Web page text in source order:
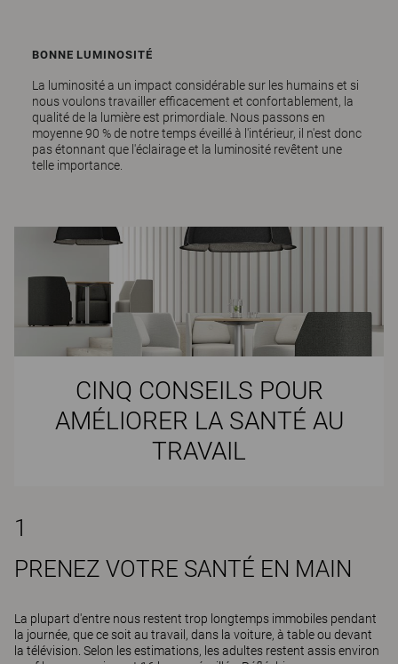
BONNE LUMINOSITÉ
La luminosité a un impact considérable sur les humains et si
nous voulons travailler efficacement et confortablement, la
qualité de la lumière est primordiale. Nous passons en
moyenne 90 % de notre temps éveillé à l'intérieur, il n'est donc
pas étonnant que l'éclairage et la luminosité revêtent une
telle importance.
CINQ CONSEILS POUR
AMÉLIORER LA SANTÉ AU
TRAVAIL
1
PRENEZ VOTRE SANTÉ EN MAIN
La plupart d'entre nous restent trop longtemps immobiles pendant
la journée, que ce soit au travail, dans la voiture, à table ou devant
la télévision. Selon les estimations, les adultes restent assis environ